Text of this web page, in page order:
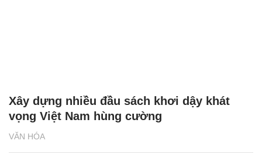
VĂN HÓA
Xây dựng nhiều đầu sách khơi dậy khát
vọng Việt Nam hùng cường